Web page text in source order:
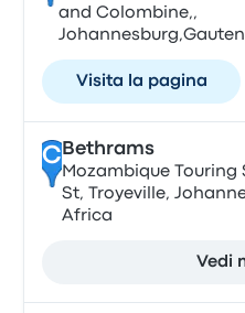
and Colombine,,
Visita la pagina
CBethrams
Mozambique Touring
St, Troyeville,
Africa
Vedi